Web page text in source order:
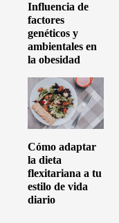
Influencia de
factores
genéticos y
ambientales en
la obesidad
Cómo adaptar
la dieta
flexitariana a tu
estilo de vida
diario